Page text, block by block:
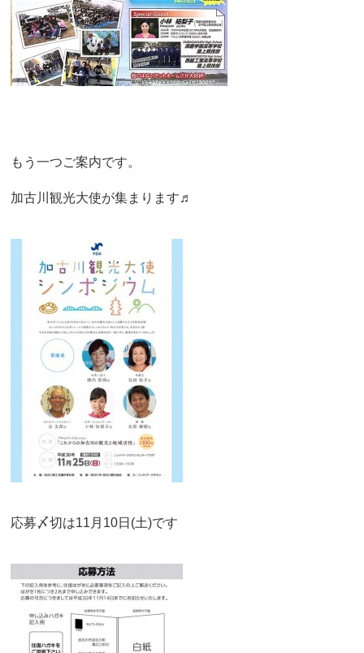
もう一つご案内です。
加古川観光大使が集まります♬
応募〆切は11月10日(土)です